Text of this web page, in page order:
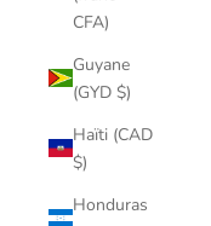
CFA)
Guyane
(GYD $)
Haïti (CAD
$)
Honduras